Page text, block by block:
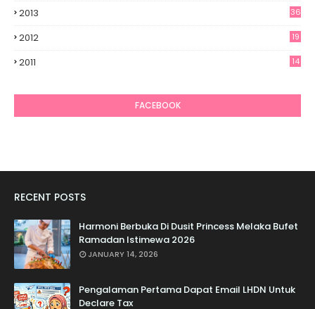
2013 36
2012
19
2011
14
FACEBOOK
RECENT POSTS
Harmoni Berbuka Di Dusit Princess Melaka Bufet
Ramadan Istimewa 2026
JANUARY 14, 2026
Pengalaman Pertama Dapat Email LHDN Untuk
Declare Tax